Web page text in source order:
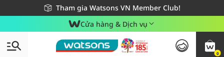
Tham gia Watsons VN Member Club!
Miễn phí giao hàng cho đơn hàng từ 249,000Đ
Giao hàng nhanh 24h - Áp dụng khu vực TP. Hồ Chí Minh
Cửa hàng & Dịch vụ
0